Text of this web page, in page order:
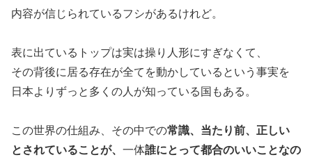
内容が信じられているフシがあるけれど。
表に出ているトップは実は操り人形にすぎなくて、
その背後に居る存在が全てを動かしているという事実を
日本よりずっと多くの人が知っている国もある。
この世界の仕組み、その中での常識、当たり前、正しい
とされていることが、 一体誰にとって都合のいいことなの